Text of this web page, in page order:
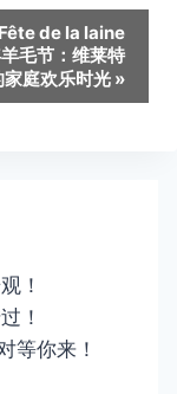
de la laine
毛节：维莱特
家庭欢乐时光 »
！
！
等你来！